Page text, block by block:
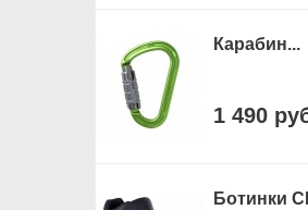
Карабин...
1 490
Ботинки